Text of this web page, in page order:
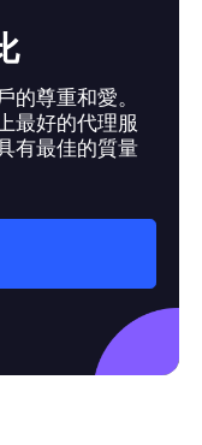
的尊重和愛。
最好的代理服
有最佳的質量